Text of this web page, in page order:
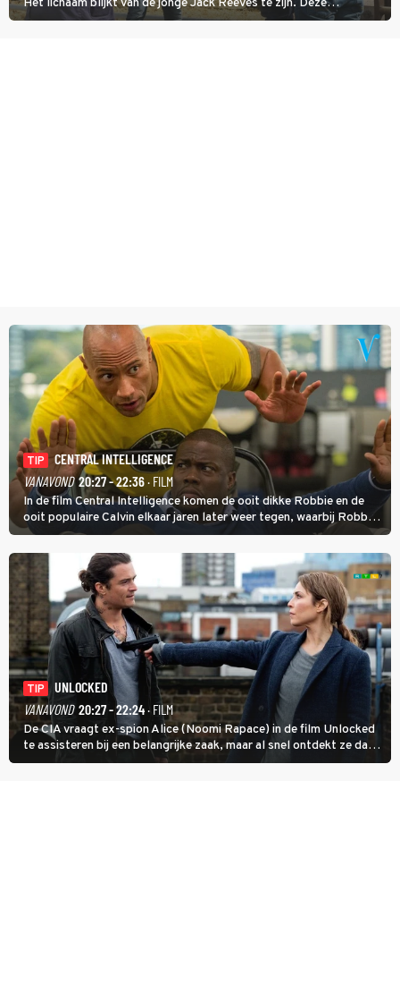
Het lichaam blijkt van de jonge Jack Reeves te zijn. Deze
homoseksuele woonwagenbewoner had gebroken met zijn familie
TIP
CENTRAL INTELLIGENCE
VANAVOND 20:27 - 22:36· FILM
In de film Central Intelligence komen de ooit dikke Robbie en de
ooit populaire Calvin elkaar jaren later weer tegen, waarbij Robbie,
inmiddels supergespierd en werkzaam voor de CIA, Calvins hulp
goed kan gebruiken.
TIP
UNLOCKED
VANAVOND 20:27 - 22:24· FILM
De CIA vraagt ex-spion Alice (Noomi Rapace) in de film Unlocked
te assisteren bij een belangrijke zaak, maar al snel ontdekt ze dat
degene die haar aanstelde kwade bedoelingen heeft.